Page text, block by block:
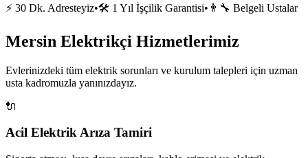
⚡ 30 Dk. Adresteyiz•🛠️ 1 Yıl İşçilik Garantisi• 👨‍🔧 Belgeli Ustalar
Mersin Elektrikçi Hizmetlerimiz
Evlerinizdeki tüm elektrik sorunları ve kurulum talepleri için uzman
usta kadromuzla yanınızdayız.
🔌
Acil Elektrik Arıza Tamiri